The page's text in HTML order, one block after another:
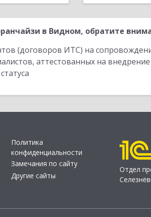
в Видном, обратите
(договоров ИТС) на
аттестованных на
Политика
конфиденциальности
Замечания по сайту
Другие сайты
Отдел